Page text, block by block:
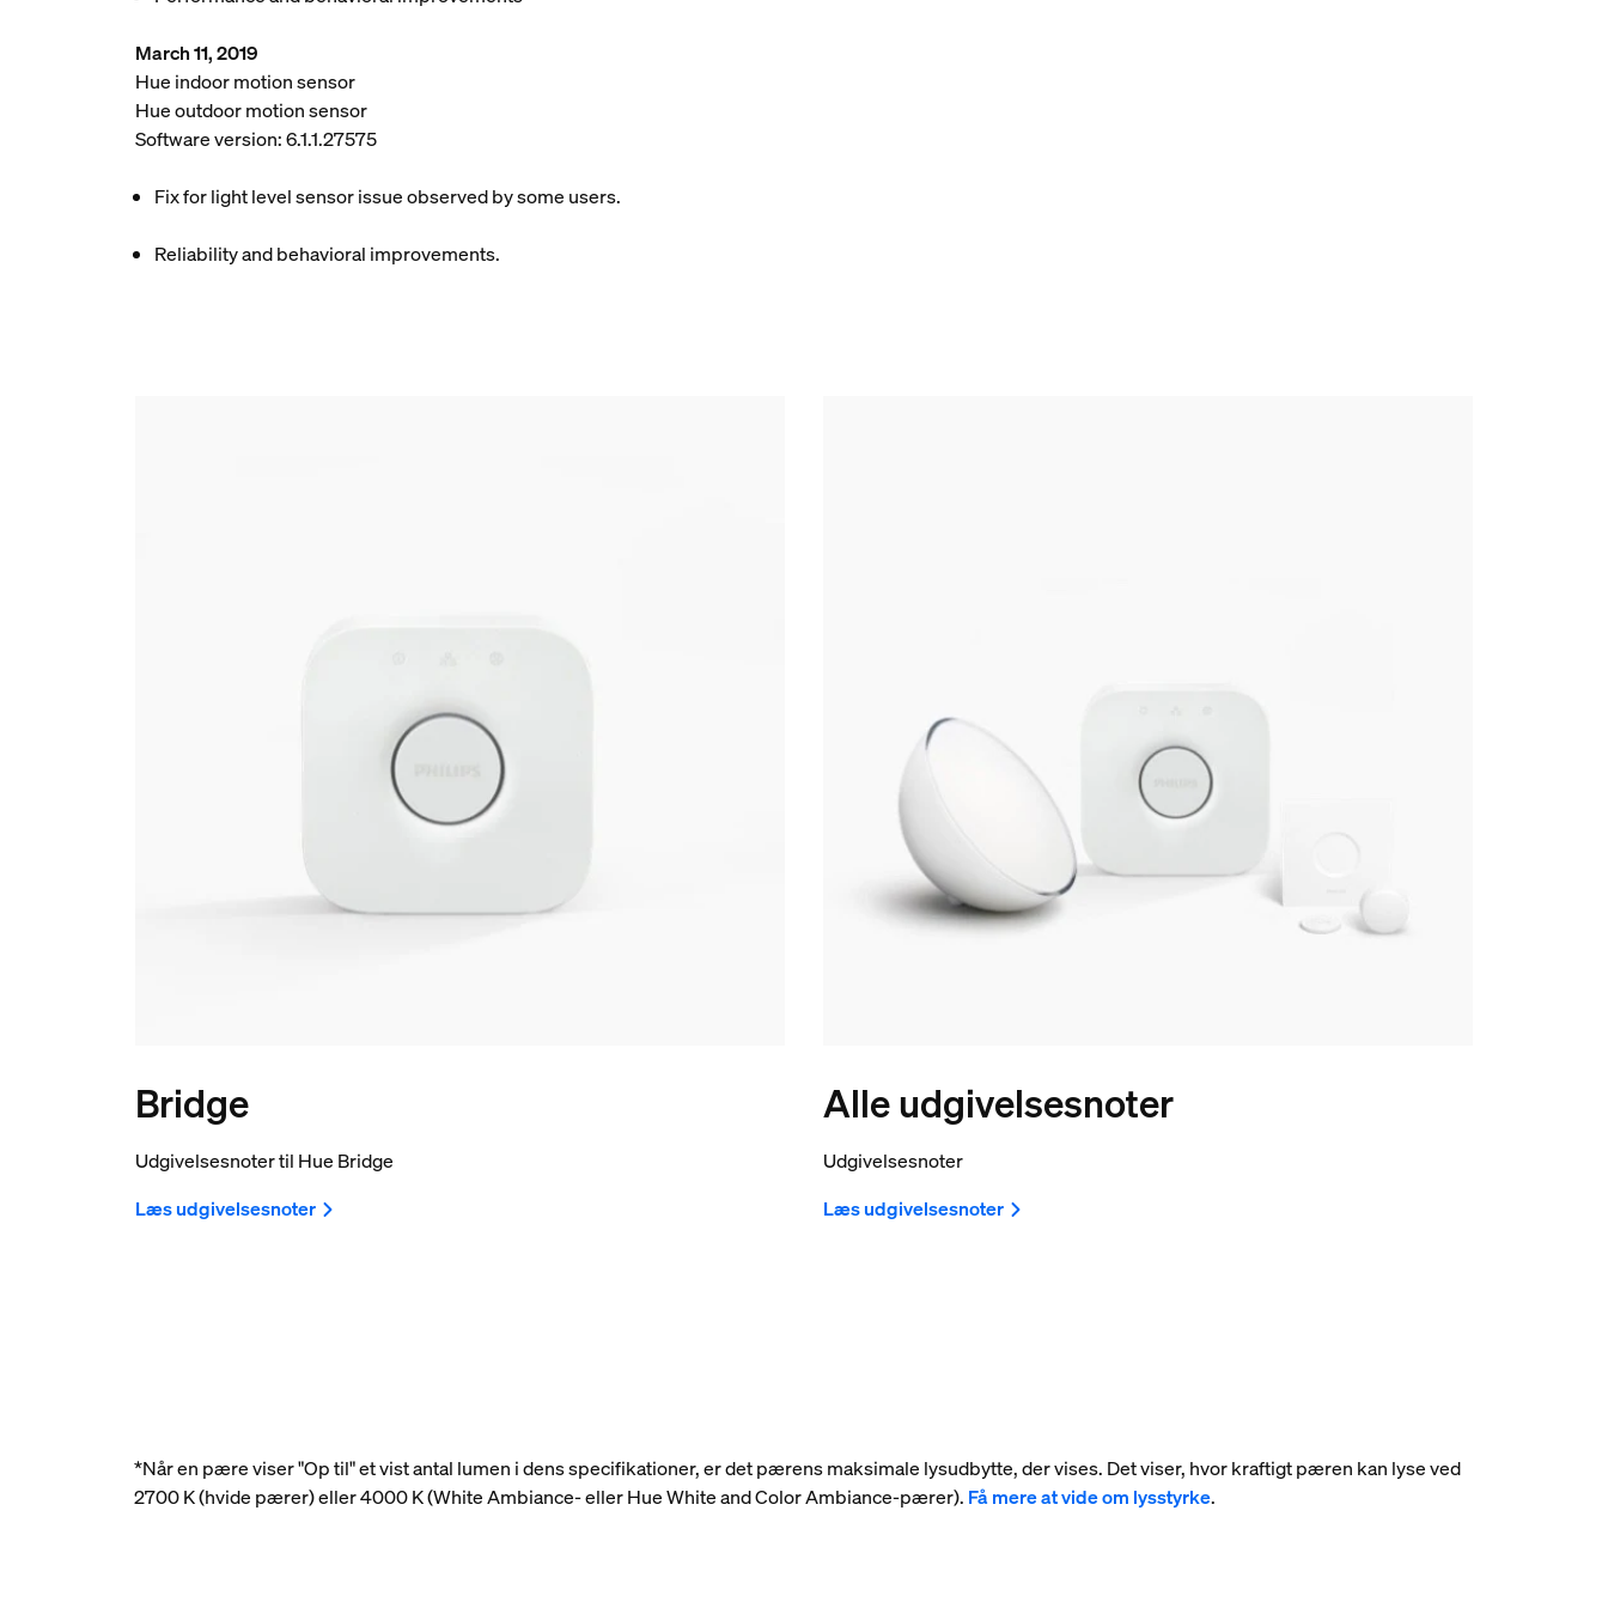
March 11, 2019
Hue indoor motion sensor
Hue outdoor motion sensor
Software version: 6.1.1.27575
Fix for light level sensor issue observed by some users.
Reliability and behavioral improvements.
Bridge
Udgivelsesnoter til Hue Bridge
Læs udgivelsesnoter
Alle udgivelsesnoter
Udgivelsesnoter
Læs udgivelsesnoter
*Når en pære viser "Op til" et vist antal lumen i dens specifikationer, er det pærens maksimale lysudbytte, der vises. Det viser, hvor kraftigt pæren kan lyse ved
2700 K (hvide pærer) eller 4000 K (White Ambiance- eller Hue White and Color Ambiance-pærer). Få mere at vide om lysstyrke.